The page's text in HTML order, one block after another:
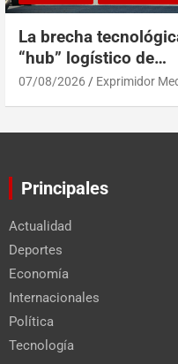
La brecha
“hub” logístico de
Centroamérica y RD
07/08/2026 Exprimidor
Principales
Actualidad
Deportes
Economía
Internacionales
Política
Tecnología